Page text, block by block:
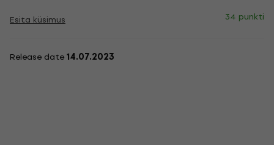
Esita küsimus 34 punkti
Release date14.07.2023